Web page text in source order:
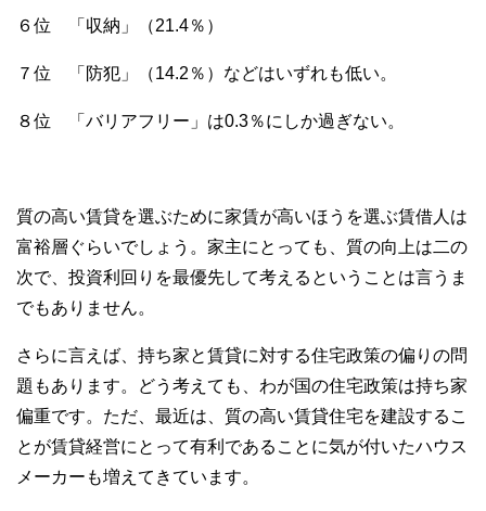
６位 「収納」（21.4％）
７位 「防犯」（14.2％）などはいずれも低い。
８位 「バリアフリー」は0.3％にしか過ぎない。
質の高い賃貸を選ぶために家賃が高いほうを選ぶ賃借人は
富裕層ぐらいでしょう。家主にとっても、質の向上は二の
次で、投資利回りを最優先して考えるということは言うま
でもありません。
さらに言えば、持ち家と賃貸に対する住宅政策の偏りの問
題もあります。どう考えても、わが国の住宅政策は持ち家
偏重です。ただ、最近は、質の高い賃貸住宅を建設するこ
とが賃貸経営にとって有利であることに気が付いたハウス
メーカーも増えてきています。